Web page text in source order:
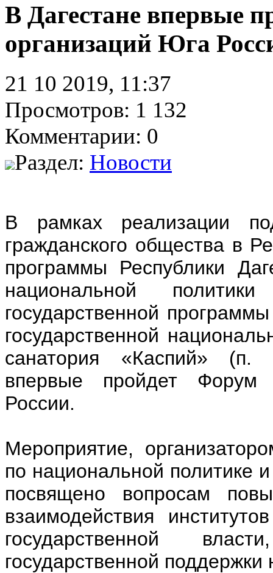
В Дагестане впервые
организаций Юга
21 10 2019, 11:37
Просмотров: 1 132
Комментарии: 0
Раздел: Новости
В рамках реализации
гражданского общества в
программы Республики
национальной
государственной
государственной
санатория «Каспий» (п.
впервые пройдет Форум
России.
Мероприятие,
по национальной политике
посвящено вопросам
взаимодействия
государственной
государственной поддержки